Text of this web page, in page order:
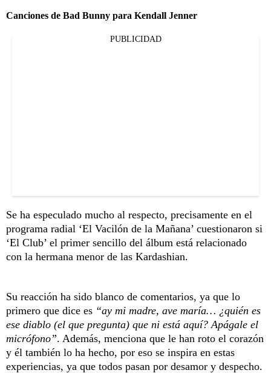
Canciones de Bad Bunny para Kendall Jenner
PUBLICIDAD
Se ha especulado mucho al respecto, precisamente en el
programa radial ‘El Vacilón de la Mañana’ cuestionaron si
‘El Club’ el primer sencillo del álbum está relacionado
con la hermana menor de las Kardashian.
Su reacción ha sido blanco de comentarios, ya que lo
primero que dice es “ay mi madre, ave maría… ¿quién es
ese diablo (el que pregunta) que ni está aquí? Apágale el
micrófono”. Además, menciona que le han roto el corazón
y él también lo ha hecho, por eso se inspira en estas
experiencias, ya que todos pasan por desamor y despecho.